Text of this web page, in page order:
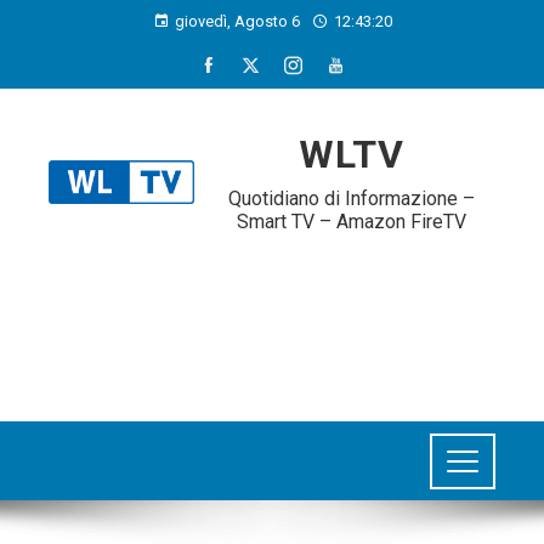
giovedì, Agosto 6 12:43:21
WLTV
Quotidiano di Informazione –
Smart TV – Amazon FireTV